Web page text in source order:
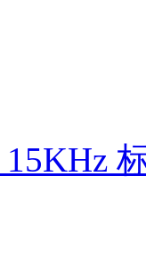
15KHz